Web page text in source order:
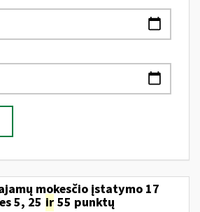
mokesčio įstatymo 17
5, 25 ir 55 punktų